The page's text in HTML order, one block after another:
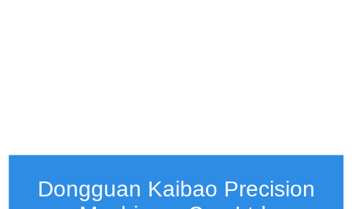
Dongguan Kaibao Precision